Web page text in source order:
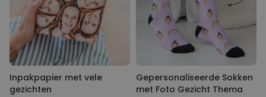
Inpakpapier met vele
gezichten
Gepersonaliseerde Sokken
met Foto Gezicht Thema